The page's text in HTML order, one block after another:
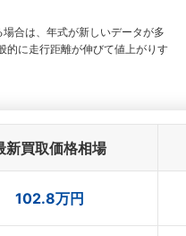
合は、年式が新しいデータが多
的に走行距離が伸びて値上がりす
新買取価格相場
102.8万円